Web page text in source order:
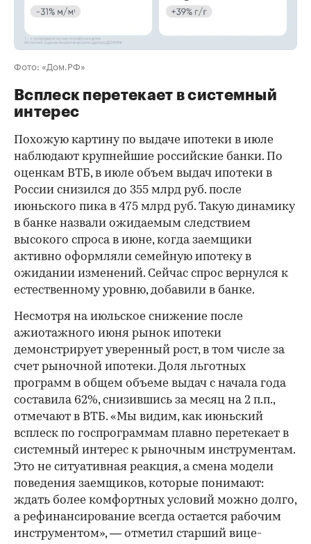
Фото: «Дом.РФ»
Всплеск перетекает в системный
интерес
Похожую картину по выдаче ипотеки в июле
наблюдают крупнейшие российские банки. По
оценкам ВТБ, в июле объем выдач ипотеки в
России снизился до 355 млрд руб. после
июньского пика в 475 млрд руб. Такую динамику
в банке назвали ожидаемым следствием
высокого спроса в июне, когда заемщики
активно оформляли семейную ипотеку в
ожидании изменений. Сейчас спрос вернулся к
естественному уровню, добавили в банке.
Несмотря на июльское снижение после
ажиотажного июня рынок ипотеки
демонстрирует уверенный рост, в том числе за
счет рыночной ипотеки. Доля льготных
программ в общем объеме выдач с начала года
составила 62%, снизившись за месяц на 2 п.п.,
отмечают в ВТБ. «Мы видим, как июньский
всплеск по госпрограммам плавно перетекает в
системный интерес к рыночным инструментам.
Это не ситуативная реакция, а смена модели
поведения заемщиков, которые понимают:
ждать более комфортных условий можно долго,
а рефинансирование всегда остается рабочим
инструментом», — отметил старший вице-